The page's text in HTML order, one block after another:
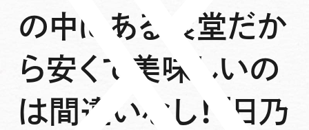
の中にある食堂だか
ら安くて美味しいの
は間違いなし！「日乃